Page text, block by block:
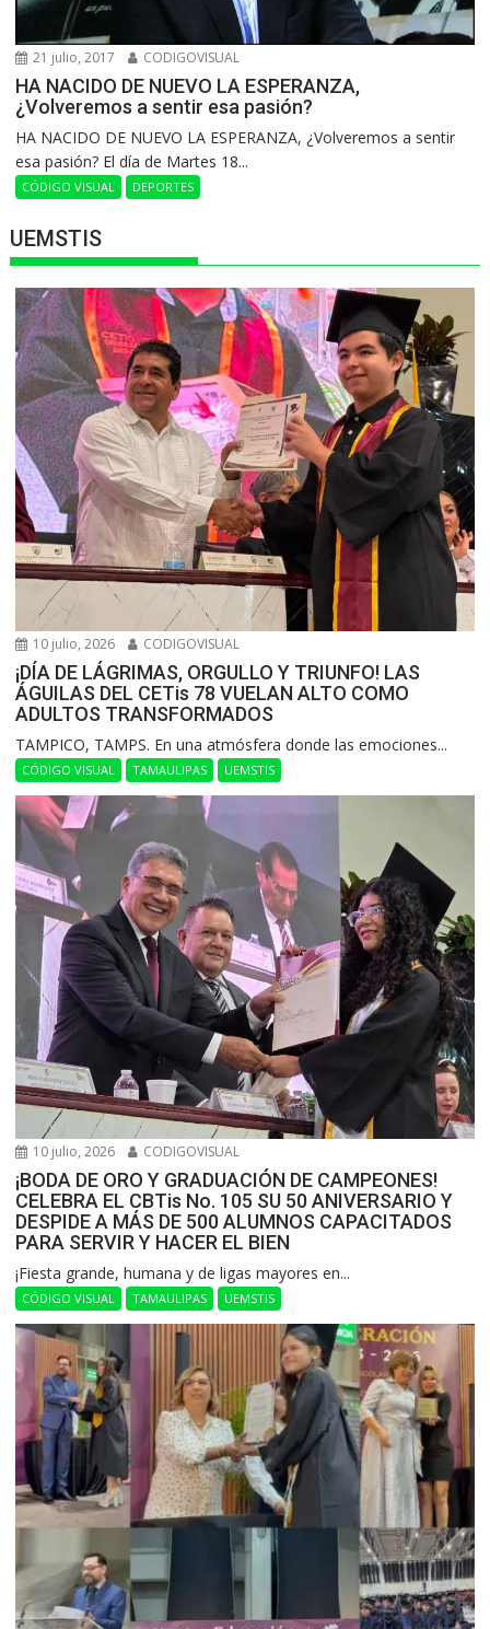
21 julio, 2017 CODIGOVISUAL
HA NACIDO DE NUEVO LA ESPERANZA,
¿Volveremos a sentir esa pasión?
HA NACIDO DE NUEVO LA ESPERANZA, ¿Volveremos a sentir
esa pasión? El día de Martes 18...
CÓDIGO VISUAL DEPORTES
UEMSTIS
10 julio, 2026 CODIGOVISUAL
¡DÍA DE LÁGRIMAS, ORGULLO Y TRIUNFO! LAS
ÁGUILAS DEL CETis 78 VUELAN ALTO COMO
ADULTOS TRANSFORMADOS
​TAMPICO, TAMPS. En una atmósfera donde las emociones...
CÓDIGO VISUAL TAMAULIPAS UEMSTIS
10 julio, 2026 CODIGOVISUAL
¡BODA DE ORO Y GRADUACIÓN DE CAMPEONES!
CELEBRA EL CBTis No. 105 SU 50 ANIVERSARIO Y
DESPIDE A MÁS DE 500 ALUMNOS CAPACITADOS
PARA SERVIR Y HACER EL BIEN
​¡Fiesta grande, humana y de ligas mayores en...
CÓDIGO VISUAL TAMAULIPAS UEMSTIS